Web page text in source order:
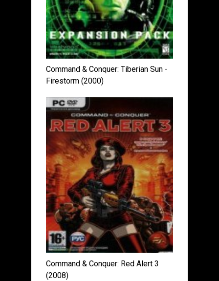
Command & Conquer: Tiberian Sun -
Firestorm (2000)
Command & Conquer: Red Alert 3
(2008)